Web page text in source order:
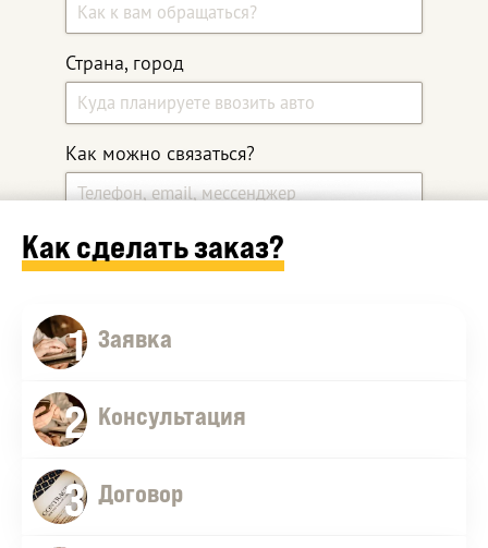
Страна, город
Как можно связаться?
Какой автомобиль ищите?
Дополнительные комментарии
Как сделать заказ?
1 Заявка
2 Консультация
3 Договор